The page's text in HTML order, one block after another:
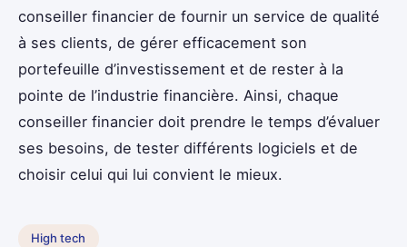
conseiller financier de fournir un service de qualité
à ses clients, de gérer efficacement son
portefeuille d’investissement et de rester à la
pointe de l’industrie financière. Ainsi, chaque
conseiller financier doit prendre le temps d’évaluer
ses besoins, de tester différents logiciels et de
choisir celui qui lui convient le mieux.
High tech